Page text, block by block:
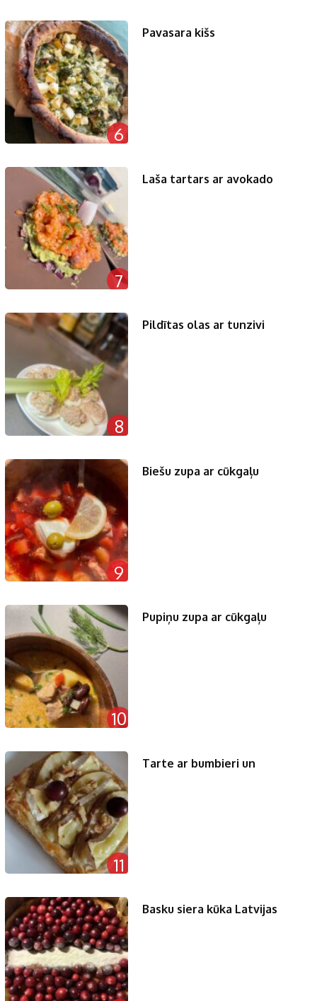
6
Pavasara kišs
7
Laša tartars ar avokado
8
Pildītas olas ar tunzivi
9
Biešu zupa ar cūkgaļu
10
Pupiņu zupa ar cūkgaļu
11
Tarte ar bumbieri un
Basku siera kūka Latvijas